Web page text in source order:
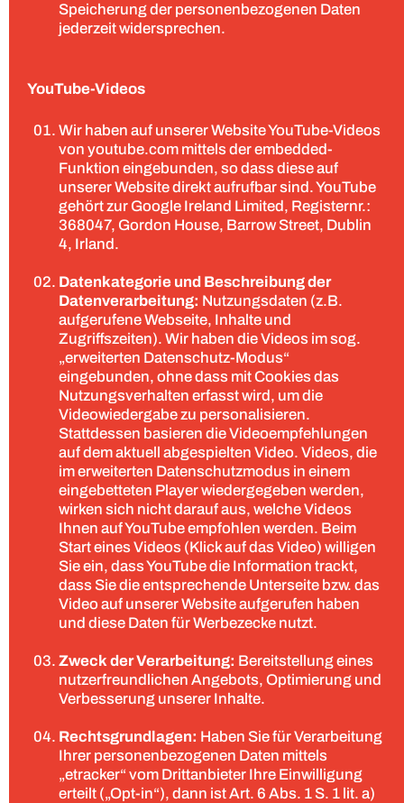
Speicherung der personenbezogenen Daten
jederzeit widersprechen.
YouTube-Videos
Wir haben auf unserer Website YouTube-Videos
von youtube.com mittels der embedded-
Funktion eingebunden, so dass diese auf
unserer Website direkt aufrufbar sind. YouTube
gehört zur Google Ireland Limited, Registernr.:
368047, Gordon House, Barrow Street, Dublin
4, Irland.
Datenkategorie und Beschreibung der
Datenverarbeitung: Nutzungsdaten (z.B.
aufgerufene Webseite, Inhalte und
Zugriffszeiten). Wir haben die Videos im sog.
„erweiterten Datenschutz-Modus“
eingebunden, ohne dass mit Cookies das
Nutzungsverhalten erfasst wird, um die
Videowiedergabe zu personalisieren.
Stattdessen basieren die Videoempfehlungen
auf dem aktuell abgespielten Video. Videos, die
im erweiterten Datenschutzmodus in einem
eingebetteten Player wiedergegeben werden,
wirken sich nicht darauf aus, welche Videos
Ihnen auf YouTube empfohlen werden. Beim
Start eines Videos (Klick auf das Video) willigen
Sie ein, dass YouTube die Information trackt,
dass Sie die entsprechende Unterseite bzw. das
Video auf unserer Website aufgerufen haben
und diese Daten für Werbezecke nutzt.
Zweck der Verarbeitung: Bereitstellung eines
nutzerfreundlichen Angebots, Optimierung und
Verbesserung unserer Inhalte.
Rechtsgrundlagen: Haben Sie für Verarbeitung
Ihrer personenbezogenen Daten mittels
„etracker“ vom Drittanbieter Ihre Einwilligung
erteilt („Opt-in“), dann ist Art. 6 Abs. 1 S. 1 lit. a)